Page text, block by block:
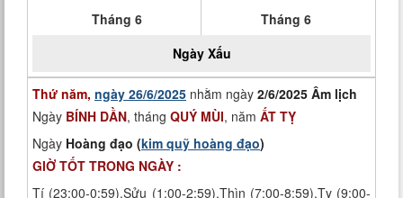
Tháng 6
Tháng 6
Ngày Xấu
Thứ năm, ngày 26/6/2025 nhằm ngày 2/6/2025 Âm lịch
Ngày BÍNH DẦN, tháng QUÝ MÙI, năm ẤT TỴ
Ngày Hoàng đạo (kim quỹ hoàng đạo)
GIỜ TỐT TRONG NGÀY :
Tí (23:00-0:59),Sửu (1:00-2:59),Thìn (7:00-8:59),Tỵ (9:00-